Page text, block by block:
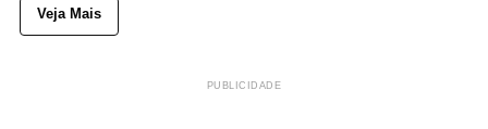
Veja Mais
PUBLICIDADE